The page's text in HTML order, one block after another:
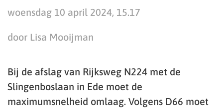
woensdag 10 april 2024, 15.17
door Lisa Mooijman
Bij de afslag van Rijksweg N224 met de
Slingenboslaan in Ede moet de
maximumsnelheid omlaag. Volgens D66 moet